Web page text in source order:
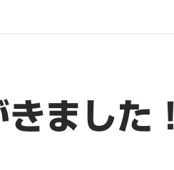
ました！